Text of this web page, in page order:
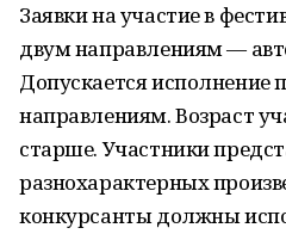
Заявки на участие в
двум направлениям —
Допускается исполнение
направлениям. Возраст
старше. Участники
разнохарактерных
конкурсанты должны